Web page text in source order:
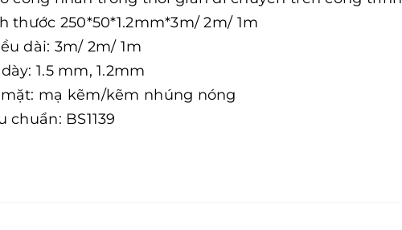
thước 250*50*1.2mm*3m/ 2m/ 1m
dài: 3m/ 2m/ 1m
1.5 mm, 1.2mm
mạ kẽm/kẽm nhúng nóng
chuẩn: BS1139